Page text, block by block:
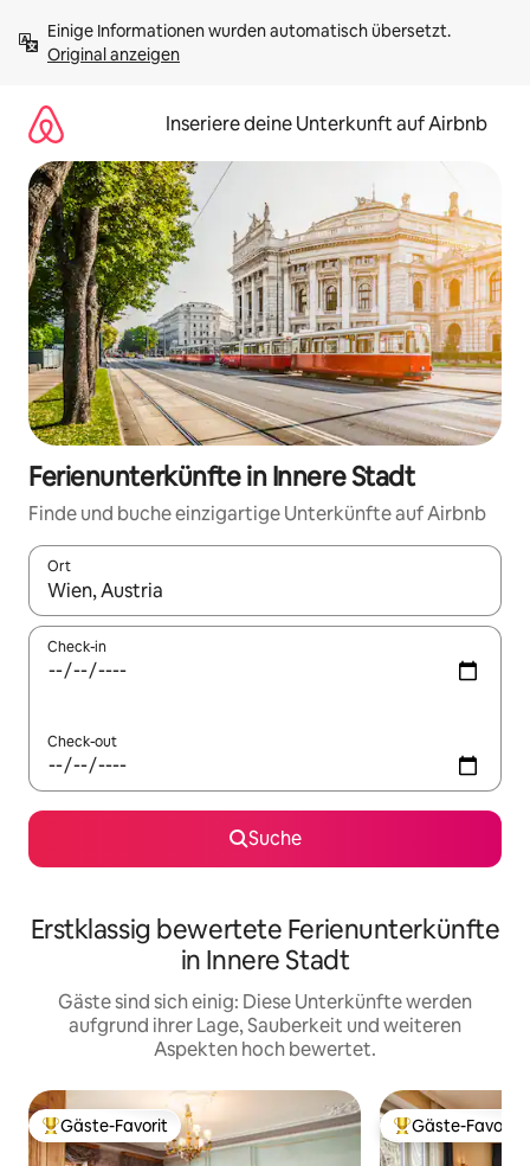
Inhalten
springenOriginal anzeigen
Inseriere deine Unterkunft auf Airbnb
Ferienunterkünfte in Innere Stadt
Finde und buche einzigartige Unterkünfte auf Airbnb
Ort
Wenn Ergebnisse verfügbar sind, navigiere mit den
Check-in
Check-out
Suche
Erstklassig bewertete Ferienunterkünfte
in Innere Stadt
Gäste sind sich einig: Diese Unterkünfte werden
aufgrund ihrer Lage, Sauberkeit und weiteren
Aspekten hoch bewertet.
Beliebter Gäste-Favorit.
Gäste-Favorit Beliebter Gäste-
Gäste-Favorit